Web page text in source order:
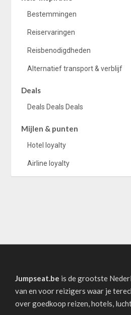
Bestemmingen
Reiservaringen
Reisbenodigdheden
Alternatief transport & verblijf
Deals
Deals Deals Deals
Mijlen & punten
Hotel loyalty
Airline loyalty
Jumpseat.be is de grootste
van en voor reizigers waar je
over goedkoop reizen, hotels,